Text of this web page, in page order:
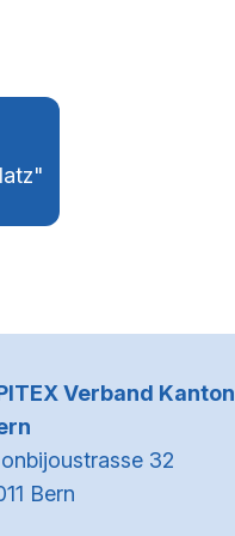
Verband Kanton
32
Bern